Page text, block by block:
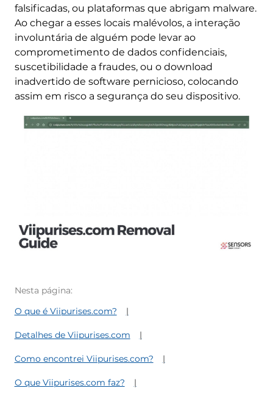
falsificadas, ou plataformas que abrigam malware.
Ao chegar a esses locais malévolos, a interação
involuntária de alguém pode levar ao
comprometimento de dados confidenciais,
suscetibilidade a fraudes, ou o download
inadvertido de software pernicioso, colocando
assim em risco a segurança do seu dispositivo.
Nesta página:
O que é Viipurises.com?
Detalhes de Viipurises.com
Como encontrei Viipurises.com?
O que Viipurises.com faz?